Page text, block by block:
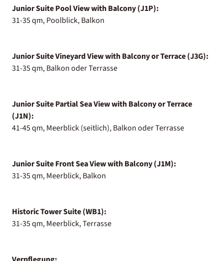
Junior Suite Pool View with Balcony (J1P):
31-35 qm, Poolblick, Balkon
Junior Suite Vineyard View with Balcony or Terrace (J3G):
31-35 qm, Balkon oder Terrasse
Junior Suite Partial Sea View with Balcony or Terrace
(J1N):
41-45 qm, Meerblick (seitlich), Balkon oder Terrasse
Junior Suite Front Sea View with Balcony (J1M):
31-35 qm, Meerblick, Balkon
Historic Tower Suite (WB1):
31-35 qm, Meerblick, Terrasse